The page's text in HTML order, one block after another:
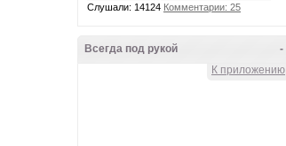
Слушали: 14124 Комментарии: 25
-
Всегда под рукой
К приложению